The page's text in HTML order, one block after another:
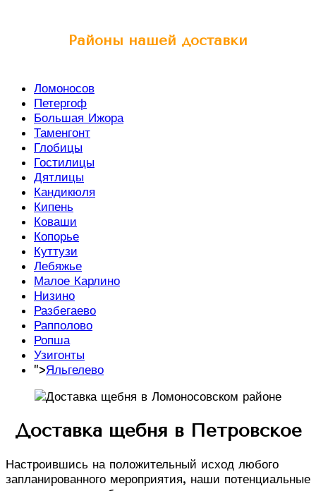
Районы нашей доставки
Ломоносов
Петергоф
Большая Ижора
Таменгонт
Глобицы
Гостилицы
Дятлицы
Кандикюля
Кипень
Коваши
Копорье
Куттузи
Лебяжье
Малое Карлино
Низино
Разбегаево
Рапполово
Ропша
Узигонты
">Яльгелево
Доставка щебня в Петровское
Настроившись на положительный исход любого
запланированного мероприятия, наши потенциальные